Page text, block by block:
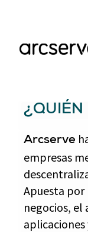
¿QUIÉN
Arcserve
empresas
Apuesta por
negocios, el